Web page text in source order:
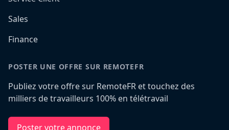
Sales
Finance
POSTER UNE OFFRE SUR REMOTEFR
Publiez votre offre sur RemoteFR et touchez des
milliers de travailleurs 100% en télétravail
Poster votre annonce